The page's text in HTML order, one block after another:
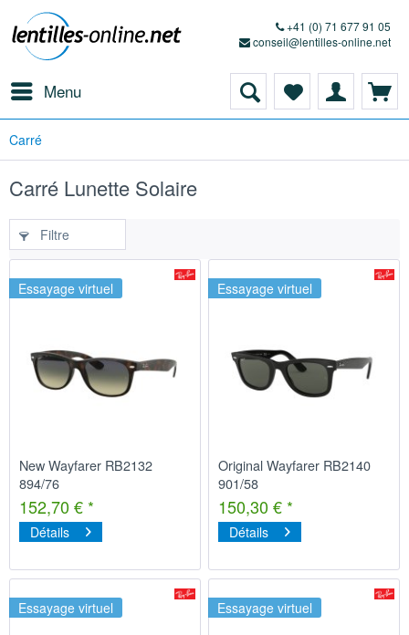
+41 (0) 71 677 91 05
conseil@lentilles-online.net
Menu
Carré
Carré Lunette Solaire
Filtre
Essayage virtuel
New Wayfarer RB2132
894/76
152,70 € *
Détails
Essayage virtuel
Original Wayfarer RB2140
901/58
150,30 € *
Détails
Essayage virtuel Essayage virtuel